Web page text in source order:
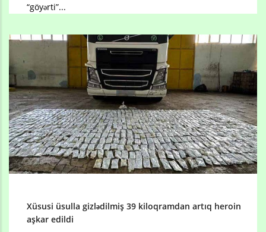
“göyərti”...
Xüsusi üsulla gizlədilmiş 39 kiloqramdan artıq heroin
aşkar edildi